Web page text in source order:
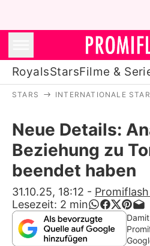
RoyalsStarsFilme &
Stars
Filme &
Familie &
Promiflash
STARS INTERNATIONALE
Neue Details:
Beziehung zu
beendet haben
31.10.25, 18:12 -
Lesezeit: 2 min